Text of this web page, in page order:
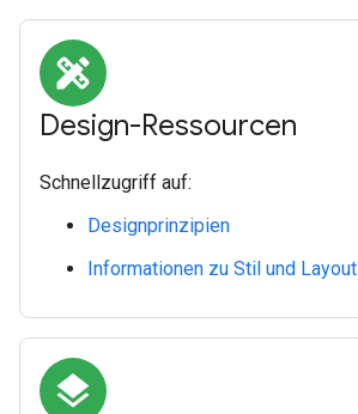
design_services
Design-Ressourcen
Schnellzugriff auf:
Designprinzipien
Informationen zu Stil und Layout
layers